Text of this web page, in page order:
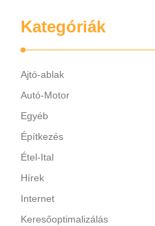
Kategóriák
Ajtó-ablak
Autó-Motor
Egyéb
Építkezés
Étel-Ital
Hírek
Internet
Keresőoptimalizálás